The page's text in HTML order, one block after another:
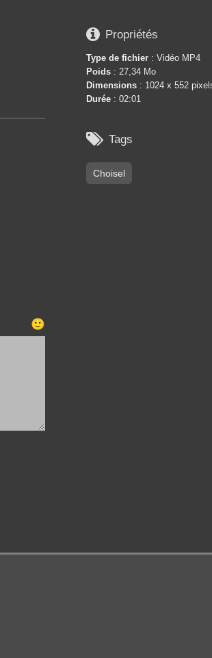
 Propriétés
Type de fichier : Vidéo MP4
Poids : 27,34 Mo
Dimensions : 1024 x 552
Durée : 02:01
 Tags
Choisel
🙂